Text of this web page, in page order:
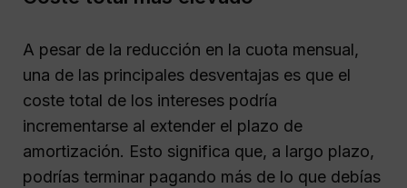
A pesar de la reducción en la cuota mensual,
una de las principales desventajas es que el
coste total de los intereses podría
incrementarse al extender el plazo de
amortización. Esto significa que, a largo plazo,
podrías terminar pagando más de lo que debías